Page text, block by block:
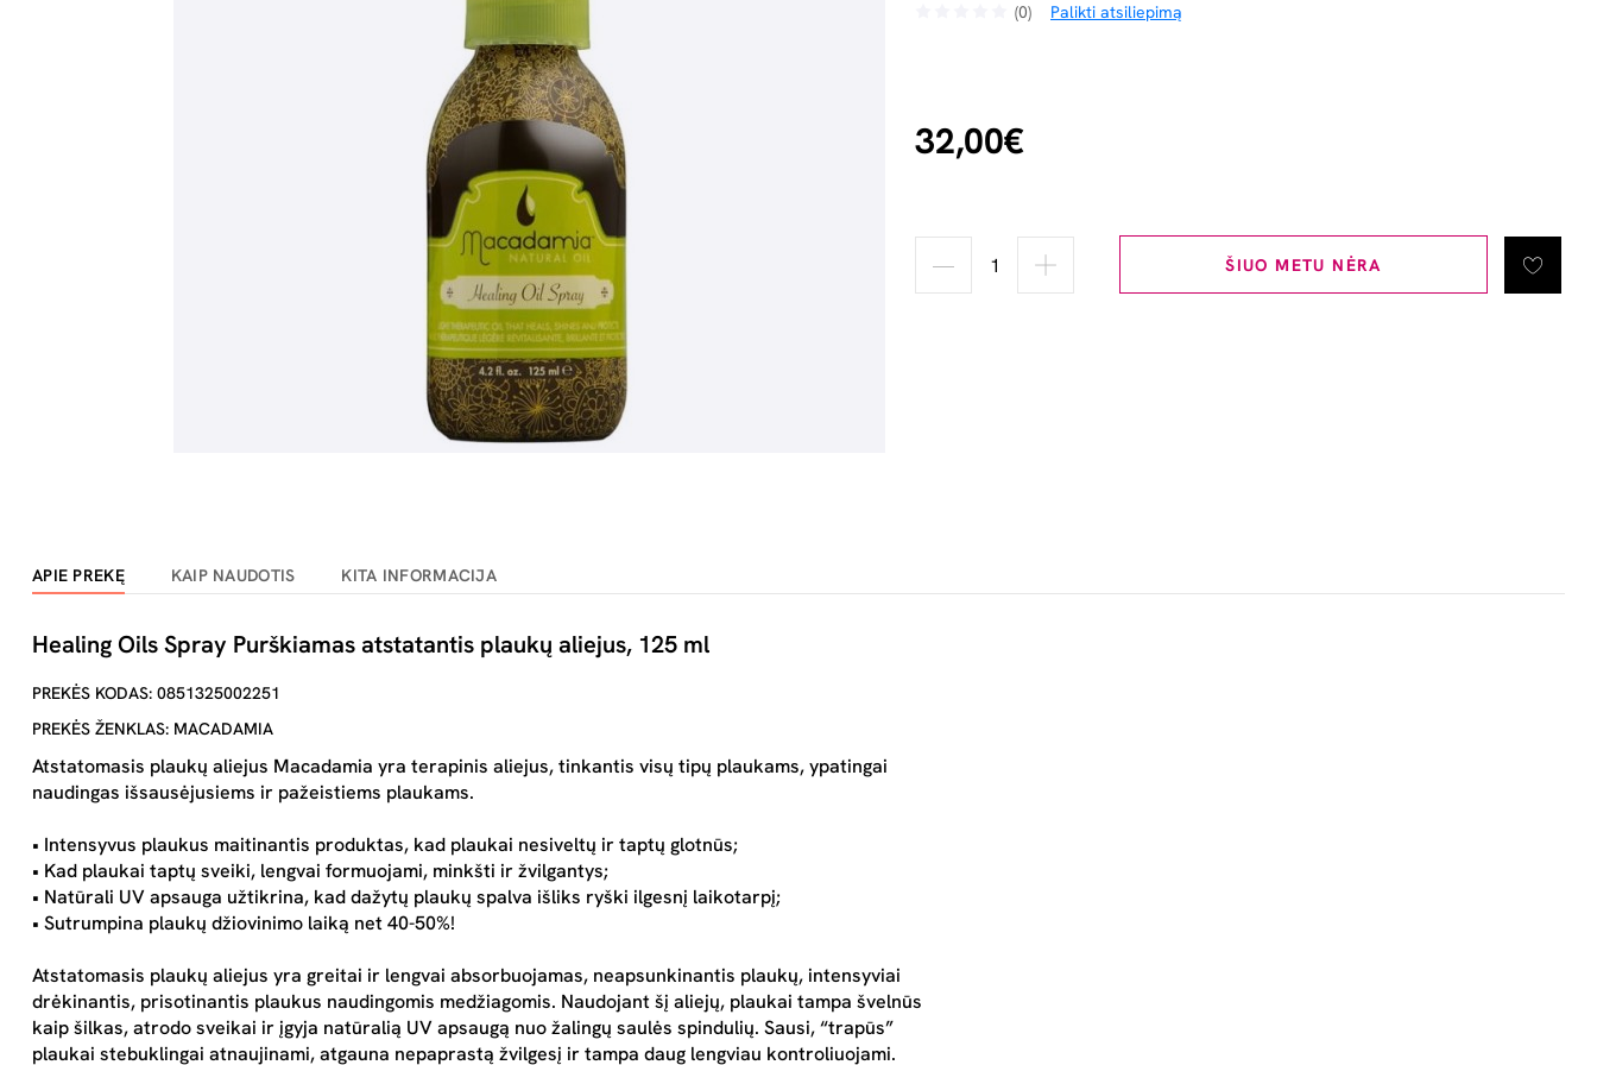
(0) Palikti atsiliepimą
32,00€
ŠIUO METU NĖRA
APIE PREKĘ KAIP NAUDOTIS KITA INFORMACIJA
Healing Oils Spray Purškiamas atstatantis plaukų aliejus, 125 ml
PREKĖS KODAS: 0851325002251
PREKĖS ŽENKLAS: MACADAMIA
Atstatomasis plaukų aliejus Macadamia yra terapinis aliejus, tinkantis visų tipų plaukams, ypatingai
naudingas išsausėjusiems ir pažeistiems plaukams.
• Intensyvus plaukus maitinantis produktas, kad plaukai nesiveltų ir taptų glotnūs;
• Kad plaukai taptų sveiki, lengvai formuojami, minkšti ir žvilgantys;
• Natūrali UV apsauga užtikrina, kad dažytų plaukų spalva išliks ryški ilgesnį laikotarpį;
• Sutrumpina plaukų džiovinimo laiką net 40-50%!
Atstatomasis plaukų aliejus yra greitai ir lengvai absorbuojamas, neapsunkinantis plaukų, intensyviai
drėkinantis, prisotinantis plaukus naudingomis medžiagomis. Naudojant šį aliejų, plaukai tampa švelnūs
kaip šilkas, atrodo sveikai ir įgyja natūralią UV apsaugą nuo žalingų saulės spindulių. Sausi, “trapūs”
plaukai stebuklingai atnaujinami, atgauna nepaprastą žvilgesį ir tampa daug lengviau kontroliuojami.